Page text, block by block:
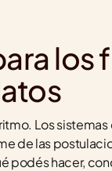
los
Los
de las
podés hacer,